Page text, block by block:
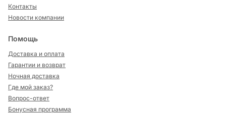
Контакты
Новости компании
Помощь
Доставка и оплата
Гарантии и возврат
Ночная доставка
Где мой заказ?
Вопрос-ответ
Бонусная программа